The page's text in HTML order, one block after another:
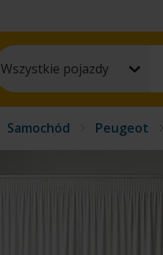
Wszystkie pojazdy
Samochód Peugeot